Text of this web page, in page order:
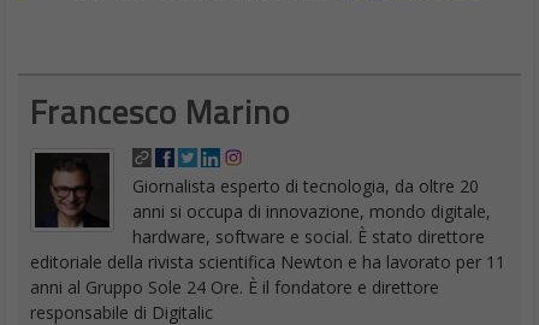
Francesco Marino
Giornalista esperto di tecnologia, da oltre 20
anni si occupa di innovazione, mondo digitale,
hardware, software e social. È stato direttore
editoriale della rivista scientifica Newton e ha lavorato per 11
anni al Gruppo Sole 24 Ore. È il fondatore e direttore
responsabile di Digitalic